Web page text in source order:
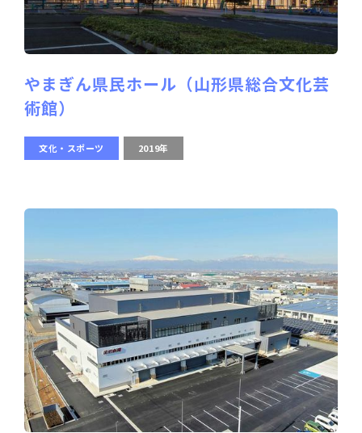
やまぎん県民ホール（山形県総合文化芸
術館）
文化・スポーツ 2019年